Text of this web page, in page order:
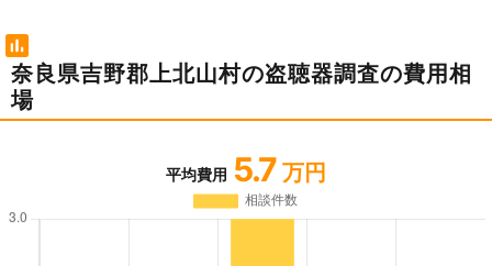
奈良県吉野郡上北山村の盗聴器調査の費用相
場
平均費用 5.7 万円